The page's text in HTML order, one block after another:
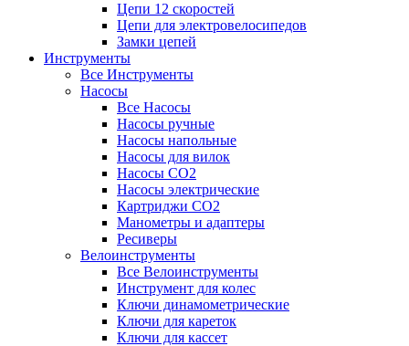
Цепи 12 скоростей
Цепи для электровелосипедов
Замки цепей
Инструменты
Все Инструменты
Насосы
Все Насосы
Насосы ручные
Насосы напольные
Насосы для вилок
Насосы CO2
Насосы электрические
Картриджи CO2
Манометры и адаптеры
Ресиверы
Велоинструменты
Все Велоинструменты
Инструмент для колес
Ключи динамометрические
Ключи для кареток
Ключи для кассет